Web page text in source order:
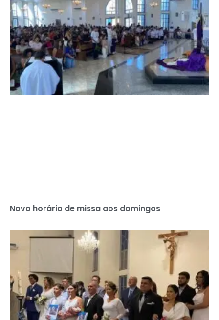
Novo horário de missa aos domingos